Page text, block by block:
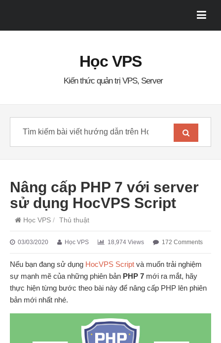
Học VPS
Kiến thức quản trị VPS, Server
Nâng cấp PHP 7 với server
sử dụng HocVPS Script
Học VPS / Thủ thuật
03/03/2020 Học VPS 18,974 Views 172 Comments
Nếu bạn đang sử dụng HocVPS Script và muốn trải nghiệm
sự mạnh mẽ của những phiên bản PHP 7 mới ra mắt, hãy
thực hiện từng bước theo bài này để nâng cấp PHP lên phiên
bản mới nhất nhé.